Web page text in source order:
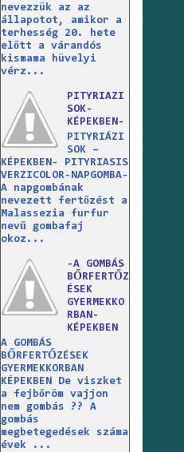
nevezzük az az
állapotot, amikor a
terhesség 20. hete
előtt a várandós
kismama hüvelyi
vérz...
PITYRIAZI
SOK-
KÉPEKBEN-
PITYRIÁZI
SOK –
KÉPEKBEN- PITYRIASIS
VERZICOLOR-NAPGOMBA-
A napgombának
nevezett fertőzést a
Malassezia furfur
nevű gombafaj
okoz...
-A GOMBÁS
BŐRFERTŐZ
ÉSEK
GYERMEKKO
RBAN-
KÉPEKBEN
A GOMBÁS
BŐRFERTŐZÉSEK
GYERMEKKORBAN
KÉPEKBEN De viszket
a fejbőröm vajjon
nem gombás ?? A
gombás
megbetegedések száma
évek ...